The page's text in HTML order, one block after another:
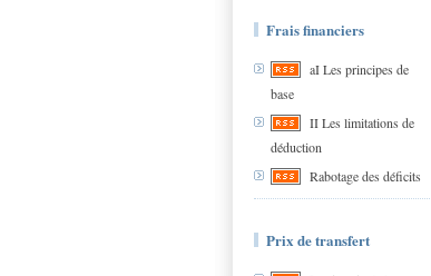
Frais financiers
aI Les principes de
base
II Les limitations de
déduction
Rabotage des déficits
Prix de transfert